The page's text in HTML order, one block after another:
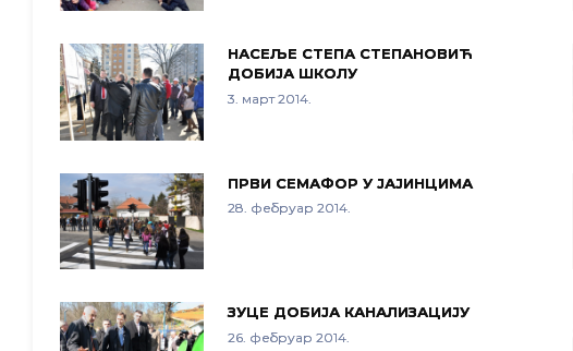
НАСЕЉЕ СТЕПА СТЕПАНОВИЋ
ДОБИЈА ШКОЛУ
3. март 2014.
ПРВИ СЕМАФОР У ЈАЈИНЦИМА
28. фебруар 2014.
ЗУЦE ДОБИЈА КАНАЛИЗАЦИЈУ
26. фебруар 2014.